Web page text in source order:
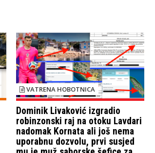
VATRENA HOBOTNICA
Dominik Livaković izgradio
robinzonski raj na otoku Lavdari
nadomak Kornata ali još nema
uporabnu dozvolu, prvi susjed